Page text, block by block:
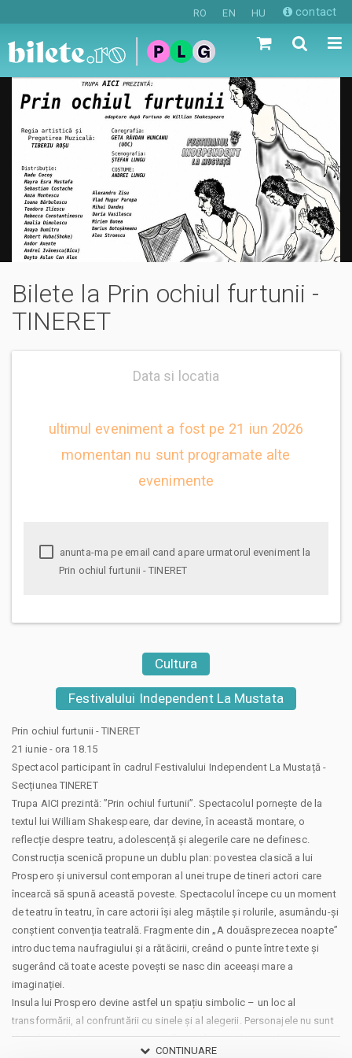
RO EN HU contact
Bilete la Prin ochiul furtunii -
TINERET
Data si locatia
ultimul eveniment a fost pe 21 iun 2026
momentan nu sunt programate alte
evenimente
Prin ochiul furtunii - TINERET
Cultura
Festivalului Independent La Mustata
Prin ochiul furtunii - TINERET
21 iunie - ora 18.15
Spectacol participant în cadrul Festivalului Independent La Mustață -
Secțiunea TINERET
Trupa AICI prezintă: ”Prin ochiul furtunii”. Spectacolul pornește de la
textul lui William Shakespeare, dar devine, în această montare, o
reflecție despre teatru, adolescență și alegerile care ne definesc.
Construcția scenică propune un dublu plan: povestea clasică a lui
Prospero și universul contemporan al unei trupe de tineri actori care
încearcă să spună această poveste. Spectacolul începe cu un moment
de teatru în teatru, în care actorii își aleg măștile și rolurile, asumându-și
conștient convenția teatrală. Fragmente din „A douăsprezecea noapte”
introduc tema naufragiului și a rătăcirii, creând o punte între texte și
sugerând că toate aceste povești se nasc din aceeași mare a
imaginației.
Insula lui Prospero devine astfel un spațiu simbolic – un loc al
transformării, al confruntării cu sinele și al alegerii. Personajele nu sunt
doar figuri shakespeariene, ci și reflecții ale actorilor care le
CONTINUARE